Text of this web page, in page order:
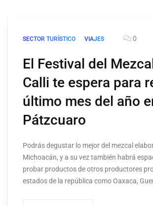
SECTOR TURÍSTICO VIAJES 0
El Festival del
Calli te espera para
último mes del año
Pátzcuaro
Podrás degustar lo mejor del mezcal
Michoacán, y a su vez también habrá
probar productos de otros productores
estados de la república como Oaxaca,